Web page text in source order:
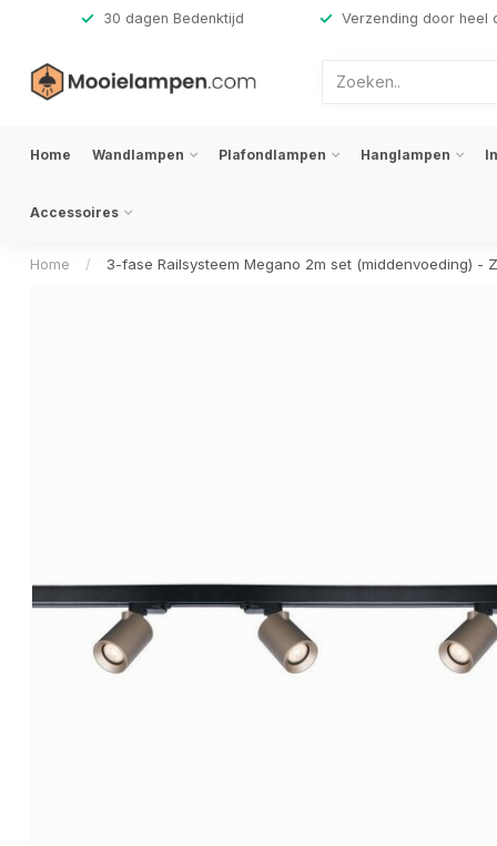
30 dagen Bedenktijd Verzending door heel
Home Wandlampen Plafondlampen Hanglampen
Accessoires
Home / 3-fase Railsysteem Megano 2m set (middenvoeding) -